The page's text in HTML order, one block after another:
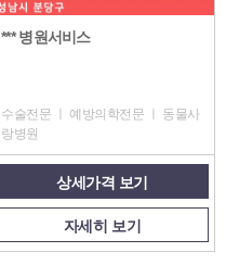
*** 병원서비스
수술전문 ㅣ 예방의학전문 ㅣ 동물사
랑병원
상세가격 보기
자세히 보기